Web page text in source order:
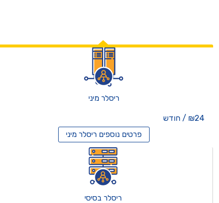
ריסלר מיני
₪24 / חודש
פרטים נוספיםריסלר מיני
ריסלר בסיסי